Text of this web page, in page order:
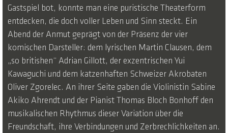
Gastspiel bot, konnte man eine puristische Theaterform
entdecken, die doch voller Leben und Sinn steckt. Ein
Abend der Anmut geprägt von der Präsenz der vier
komischen Darsteller: dem lyrischen Martin Clausen, dem
„so britishen“ Adrian Gillott, der exzentrischen Yui
Kawaguchi und dem katzenhaften Schweizer Akrobaten
Oliver Zgorelec. An ihrer Seite gaben die Violinistin Sabine
Akiko Ahrendt und der Pianist Thomas Bloch Bonhoff den
musikalischen Rhythmus dieser Variation über die
Freundschaft, ihre Verbindungen und Zerbrechlichkeiten an.